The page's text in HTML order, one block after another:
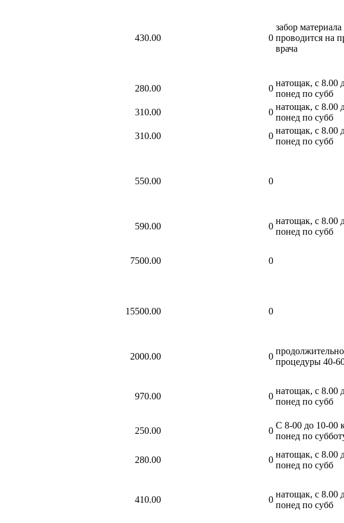
430.00 0
забор материала
проводится на
врача
280.00 0
натощак, с 8.00
понед по субб
310.00 0
натощак, с 8.00
понед по субб
310.00 0
натощак, с 8.00
понед по субб
550.00 0
590.00 0
натощак, с 8.00
понед по субб
7500.00 0
15500.00 0
2000.00 0
процедуры 40-
970.00 0
натощак, с 8.00
понед по субб
250.00 0
С 8-00 до 10-00
понед по
280.00 0
натощак, с 8.00
понед по субб
410.00 0
натощак, с 8.00
понед по субб